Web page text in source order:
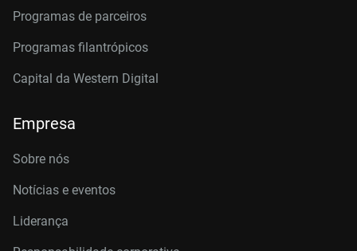
Programas de parceiros
Programas filantrópicos
Capital da Western Digital
Empresa
Sobre nós
Notícias e eventos
Liderança